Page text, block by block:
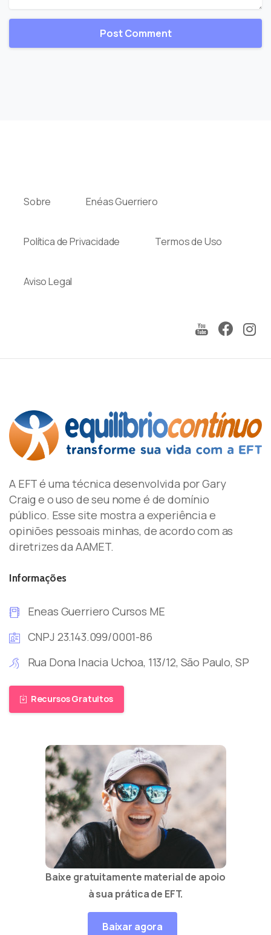
Sobre Enéas Guerriero
Política de Privacidade Termos de Uso
Aviso Legal
A EFT é uma técnica desenvolvida por Gary
Craig e o uso de seu nome é de domínio
público. Esse site mostra a experiência e
opiniões pessoais minhas, de acordo com as
diretrizes da AAMET.
Informações
Eneas Guerriero Cursos ME
CNPJ 23.143.099/0001-86
Rua Dona Inacia Uchoa, 113/12, São Paulo, SP
Recursos Gratuitos
Baixe gratuitamente material de apoio
à sua prática de EFT.
Baixar agora